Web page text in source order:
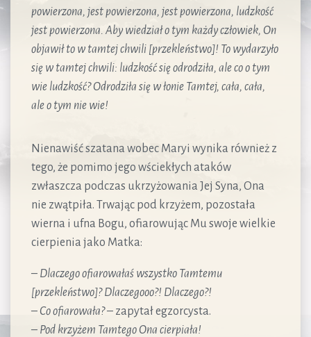
powierzona, jest powierzona, jest powierzona, ludzkość
jest powierzona. Aby wiedział o tym każdy człowiek, On
objawił to w tamtej chwili [przekleństwo]! To wydarzyło
się w tamtej chwili: ludzkość się odrodziła, ale co o tym
wie ludzkość? Odrodziła się w łonie Tamtej, cała, cała,
ale o tym nie wie!
Nienawiść szatana wobec Maryi wynika również z
tego, że pomimo jego wściekłych ataków
zwłaszcza podczas ukrzyżowania Jej Syna, Ona
nie zwątpiła. Trwając pod krzyżem, pozostała
wierna i ufna Bogu, ofiarowując Mu swoje wielkie
cierpienia jako Matka:
– Dlaczego ofiarowałaś wszystko Tamtemu
[przekleństwo]? Dlaczegooo?! Dlaczego?!
– Co ofiarowała?– zapytał egzorcysta.
– Pod krzyżem Tamtego Ona cierpiała!